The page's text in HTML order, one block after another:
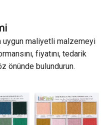
uygun maliyetli malzemeyi
fiyatını, tedarik
önünde bulundurun.